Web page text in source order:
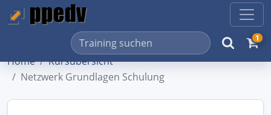
1
Home
Kursübersicht
Netzwerk Grundlagen Schulung